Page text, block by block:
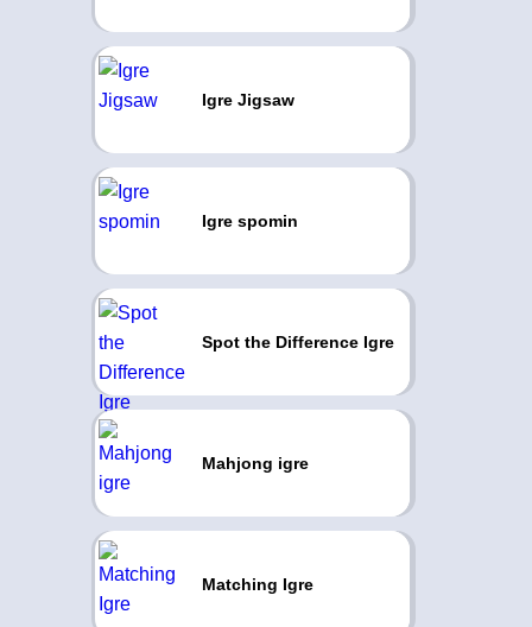
Igre Jigsaw
Igre spomin
Spot the Difference Igre
Mahjong igre
Matching Igre